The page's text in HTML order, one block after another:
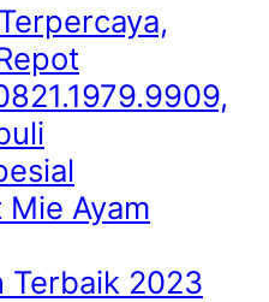
Ayam
Terbaik 2023